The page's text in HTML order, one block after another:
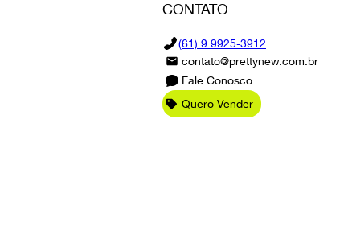
CONTATO
(61) 9 9925-3912
contato@prettynew.com.br
Fale Conosco
Quero Vender